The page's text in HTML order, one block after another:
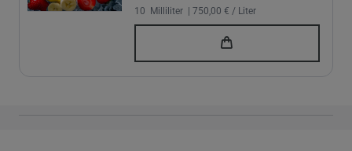
10 Milliliter | 750,00 € / Liter